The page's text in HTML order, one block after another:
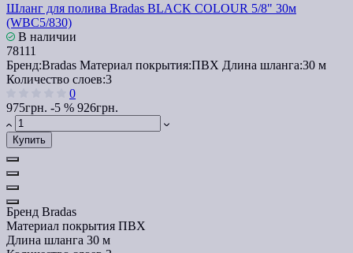
Шланг для полива Bradas BLACK COLOUR 5/8" 30м
(WBC5/830)
В наличии
78111
Бренд:Bradas Материал покрытия:ПВХ Длина шланга:30 м
Количество слоев:3
0
975грн. -5 % 926грн.
Купить
Бренд Bradas
Материал покрытия ПВХ
Длина шланга 30 м